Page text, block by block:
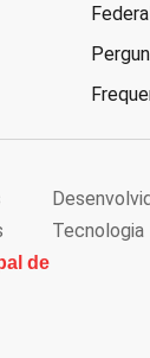
Federal
de
Tecnologia